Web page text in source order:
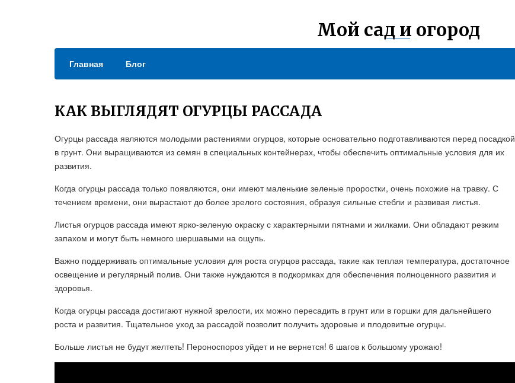
Мой сад и огород
Главная Блог
КАК ВЫГЛЯДЯТ ОГУРЦЫ РАССАДА
Огурцы рассада являются молодыми растениями огурцов, которые основательно подготавливаются перед посадкой
в грунт. Они выращиваются из семян в специальных контейнерах, чтобы обеспечить оптимальные условия для их
развития.
Когда огурцы рассада только появляются, они имеют маленькие зеленые проростки, очень похожие на травку. С
течением времени, они вырастают до более зрелого состояния, образуя сильные стебли и развивая листья.
Листья огурцов рассада имеют ярко-зеленую окраску с характерными пятнами и жилками. Они обладают резким
запахом и могут быть немного шершавыми на ощупь.
Важно поддерживать оптимальные условия для роста огурцов рассада, такие как теплая температура, достаточное
освещение и регулярный полив. Они также нуждаются в подкормках для обеспечения полноценного развития и
здоровья.
Когда огурцы рассада достигают нужной зрелости, их можно пересадить в грунт или в горшки для дальнейшего
роста и развития. Тщательное уход за рассадой позволит получить здоровые и плодовитые огурцы.
Больше листья не будут желтеть! Пероноспороз уйдет и не вернется! 6 шагов к большому урожаю!